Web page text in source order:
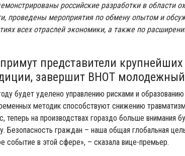
российские разработки в области
проведены мероприятия по обмену опытом и
всех отраслей экономики, а также по
представители
завершит ВНОТ
будет уделено управлению рисками и
методик способствуют снижению
теперь на производствах гораздо больше внимания
Безопасность граждан – наша общая глобальная
событие в этой сфере», – сказала вице-премьер.